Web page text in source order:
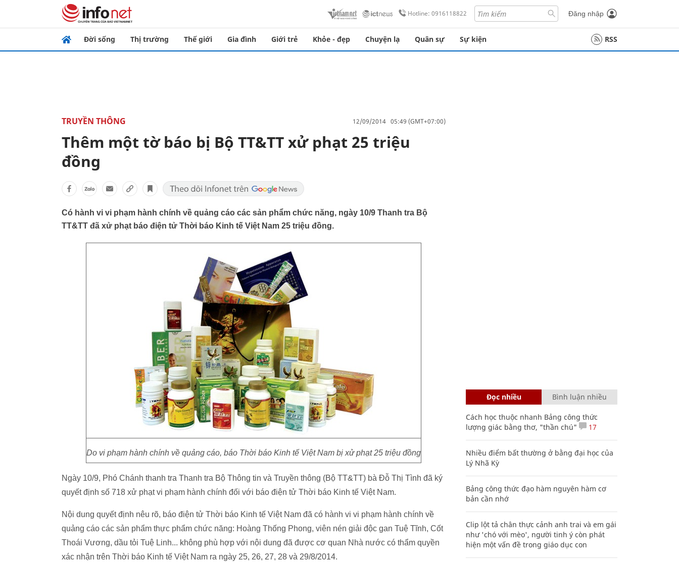
Hotline: 0916118822 Đăng nhập
Đời sống Thị trường Thế giới Gia đình Giới trẻ Khỏe - đẹp Chuyện lạ Quân sự Sự kiện RSS
TRUYỀN THÔNG 12/09/2014 05:49 (GMT+07:00)
Thêm một tờ báo bị Bộ TT&TT xử phạt 25 triệu
đồng
Có hành vi vi phạm hành chính về quảng cáo các sản phẩm chức năng, ngày 10/9 Thanh tra Bộ
TT&TT đã xử phạt báo điện tử Thời báo Kinh tế Việt Nam 25 triệu đồng.
Do vi phạm hành chính về quảng cáo, báo Thời báo Kinh tế Việt Nam bị xử phạt 25 triệu đồng
Ngày 10/9, Phó Chánh thanh tra Thanh tra Bộ Thông tin và Truyền thông (Bộ TT&TT) bà Đỗ Thị Tình đã ký
quyết định số 718 xử phạt vi phạm hành chính đối với báo điện tử Thời báo Kinh tế Việt Nam.
Nội dung quyết định nêu rõ, báo điện tử Thời báo Kinh tế Việt Nam đã có hành vi vi phạm hành chính về
quảng cáo các sản phẩm thực phẩm chức năng: Hoàng Thống Phong, viên nén giải độc gan Tuệ Tĩnh, Cốt
Thoái Vương, dầu tỏi Tuệ Linh... không phù hợp với nội dung đã được cơ quan Nhà nước có thẩm quyền
xác nhận trên Thời báo Kinh tế Việt Nam ra ngày 25, 26, 27, 28 và 29/8/2014.
Đọc nhiều Bình luận nhiều
Cách học thuộc nhanh Bảng công thức
lượng giác bằng thơ, "thần chú"
17
Nhiều điểm bất thường ở bằng đại học của
Lý Nhã Kỳ
Bảng công thức đạo hàm nguyên hàm cơ
bản cần nhớ
Clip lột tả chân thực cảnh anh trai và em gái
như 'chó với mèo', người tinh ý còn phát
hiện một vấn đề trong giáo dục con